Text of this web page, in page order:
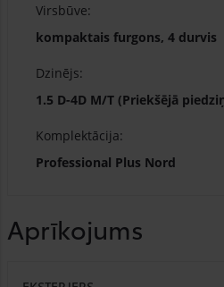
Virsbūve:
kompaktais furgons, 4 durvis
Dzinējs:
1.5 D-4D M/T (Priekšējā
Komplektācija:
Professional Plus Nord
Aprīkojums